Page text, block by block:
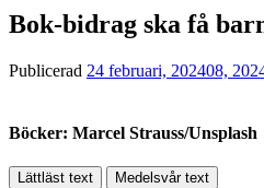
Bok-bidrag ska få
Publicerad 24 februari, 202408,
Böcker: Marcel Strauss/Unsplash
Lättläst text Medelsvår text